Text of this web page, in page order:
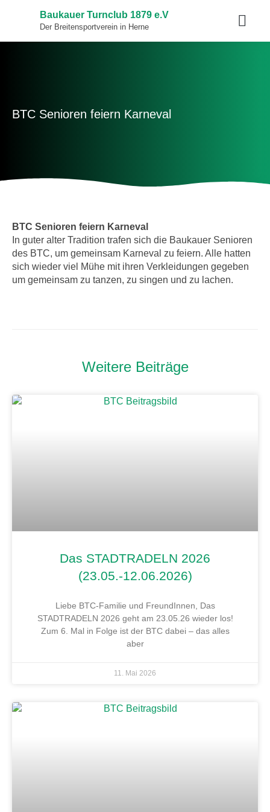
Baukauer Turnclub 1879 e.V
Der Breitensportverein in Herne
BTC Senioren feiern Karneval
BTC Senioren feiern Karneval
In guter alter Tradition trafen sich die Baukauer Senioren
des BTC, um gemeinsam Karneval zu feiern. Alle hatten
sich wieder viel Mühe mit ihren Verkleidungen gegeben
um gemeinsam zu tanzen, zu singen und zu lachen.
Weitere Beiträge
Das STADTRADELN 2026
(23.05.-12.06.2026)
Liebe BTC-Familie und FreundInnen, Das
STADTRADELN 2026 geht am 23.05.26 wieder los!
Zum 6. Mal in Folge ist der BTC dabei – das alles
aber
11. Mai 2026